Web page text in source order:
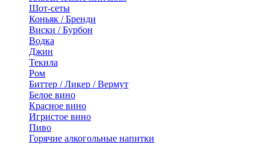
Шот-сеты
Коньяк / Бренди
Виски / Бурбон
Водка
Джин
Текила
Ром
Биттер / Ликер / Вермут
Белое вино
Красное вино
Игристое вино
Пиво
Горячие алкогольные напитки